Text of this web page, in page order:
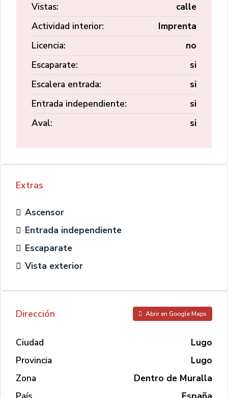
Vistas:
calle
Actividad interior:
Imprenta
Licencia:
no
Escaparate:
si
Escalera entrada:
si
Entrada independiente:
si
Aval:
si
Extras
Ascensor
Entrada independiente
Escaparate
Vista exterior
Dirección Abrir en Google Maps
Ciudad
Lugo
Provincia
Lugo
Zona
Dentro de Muralla